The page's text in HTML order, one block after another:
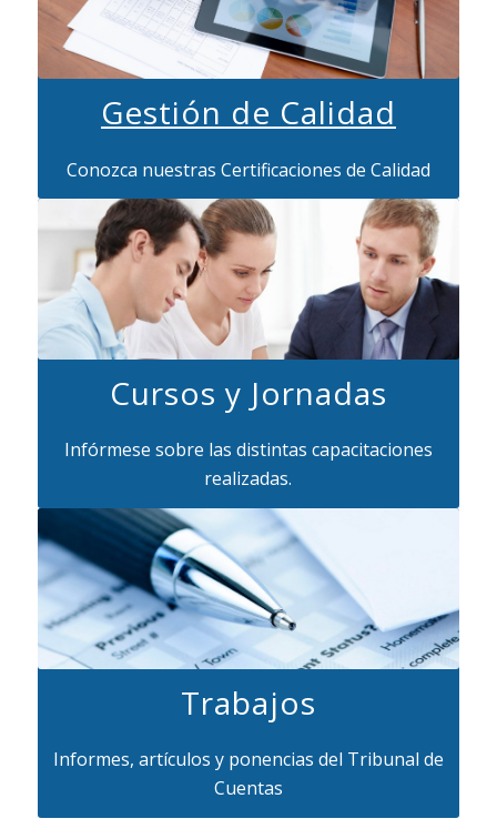
Gestión de Calidad
Conozca nuestras Certificaciones de Calidad
Cursos y Jornadas
Infórmese sobre las distintas capacitaciones
realizadas.
Trabajos
Informes, artículos y ponencias del Tribunal de
Cuentas